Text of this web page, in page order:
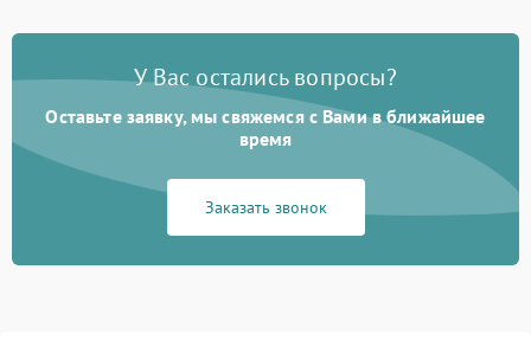
У Вас остались вопросы?
Оставьте заявку, мы свяжемся с Вами в ближайшее
время
Заказать звонок